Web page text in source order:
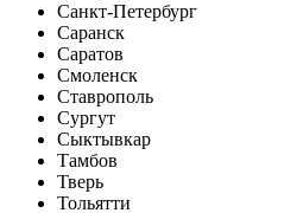
Санкт-Петербург
Саранск
Саратов
Смоленск
Ставрополь
Сургут
Сыктывкар
Тамбов
Тверь
Тольятти